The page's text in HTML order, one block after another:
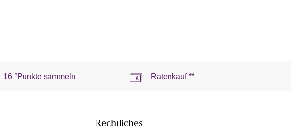
16 °Punkte sammeln Ratenkauf **
Rechtliches